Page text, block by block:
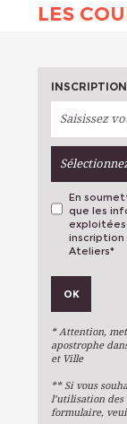
LES
Métiers
Arts Du
Stages
Ateliers À
En
que les
exploitées
inscription
Ateliers*
OK
* Attention,
apostrophe
et Ville
** Si vous
l’utilisation des
formulaire,